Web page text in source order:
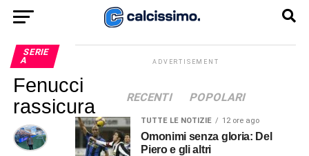
SERIE
A
Fenucci
rassicura
ADVERTISEMENT
RECENTI POPOLARI
TUTTE LE NOTIZIE 12 ore ago
Omonimi senza gloria: Del
Piero e gli altri